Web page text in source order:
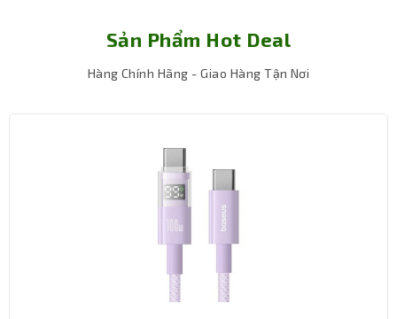
Sản Phẩm Hot Deal
Hàng Chính Hãng - Giao Hàng Tận Nơi